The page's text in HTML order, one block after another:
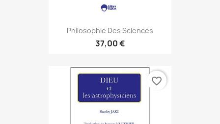
Philosophie Des Sciences
37,00 €
favorite_border